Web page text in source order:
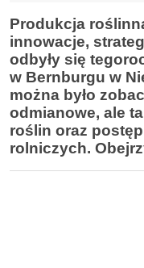
Produkcja
innowacje,
odbyły się
w Bernburgu w
można było
odmianowe, ale
roślin oraz
rolniczych.